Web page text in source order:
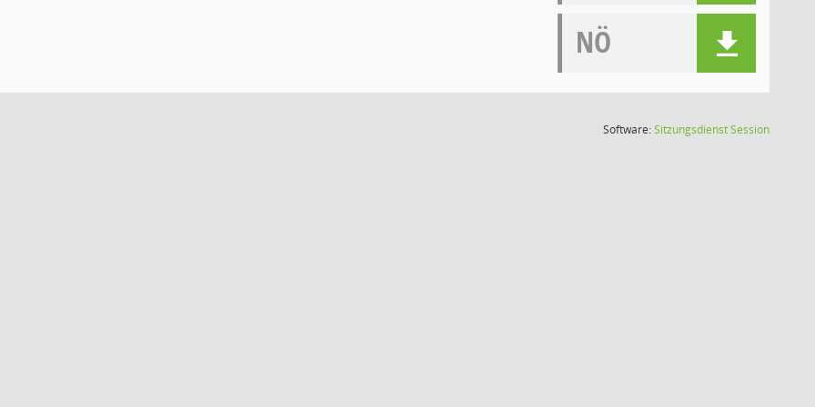
NÖ
Software:SitzungsdienstSession(Wird in